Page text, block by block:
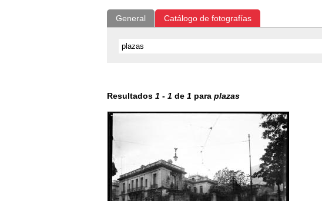
General Catálogo de fotografías
Resultados 1 - 1 de 1 para plazas